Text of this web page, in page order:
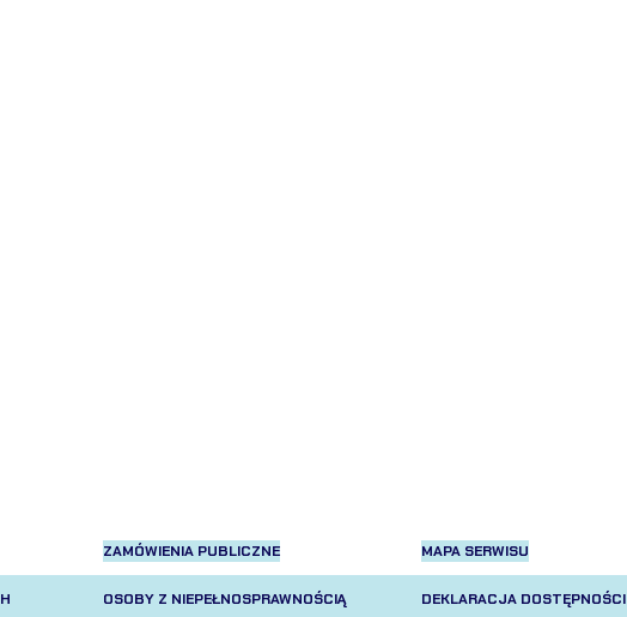
ZAMÓWIENIA PUBLICZNE
OSOBY Z NIEPEŁNOSPRAWNOŚCIĄ
MAPA SERWISU
DEKLARACJA DOSTĘPNOŚCI